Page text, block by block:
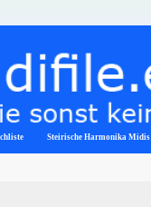
Steirische Harmonika Midis